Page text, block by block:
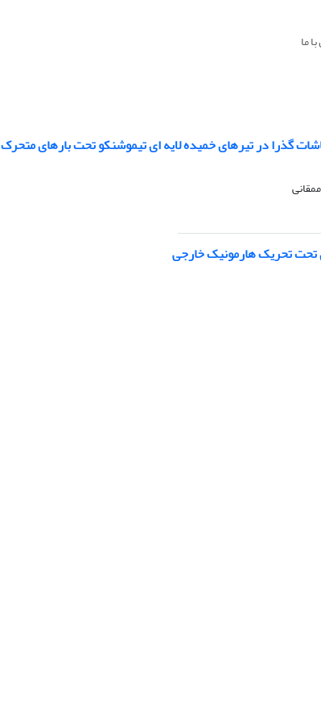
ما
گذرا در تیرهای خمیده لایه ای تیموشنکو تحت بارهای متحرک
تحت تحریک هارمونیک خارجی